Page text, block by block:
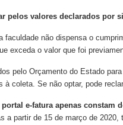
pelos valores declarados por
faculdade não dispensa o
exceda o valor que foi
pelo Orçamento do Estado
à coleta. Se não optar, pode
e-fatura apenas constam
a partir de 15 de março de